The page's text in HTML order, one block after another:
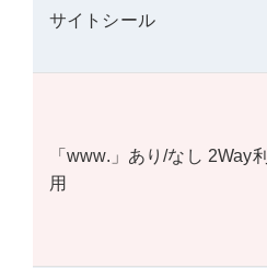
サイトシール
「www.」あり/なし 2Way利
用